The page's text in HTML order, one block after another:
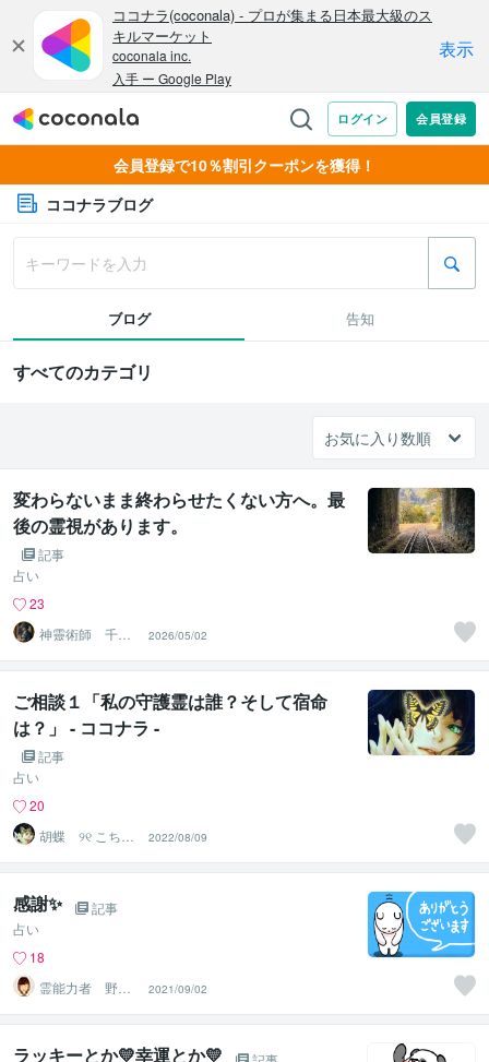
会員登録で10％割引クーポンを獲得！
ココナラブログ
ブログ 告知
すべてのカテゴリ
変わらないまま終わらせたくない方へ。最
後の霊視があります。
記事
占い
23
神靈術師 千
歳
2026/05/02
ご相談１「私の守護霊は誰？そして宿命
は？」 - ココナラ -
記事
占い
20
胡蝶 ୨୧ こちょ
う ୨୧
2022/08/09
感謝✨
記事
占い
18
霊能力者 野神
董子（とうこ）
2021/09/02
ラッキーとか💛幸運とか💛